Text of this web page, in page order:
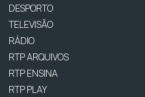
DESPORTO
TELEVISÃO
RÁDIO
RTP ARQUIVOS
RTP ENSINA
RTP PLAY